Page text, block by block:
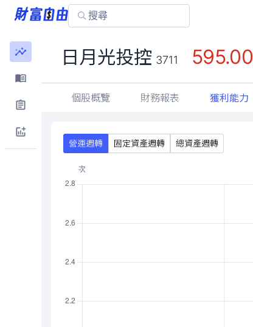
日月光投控 3711 595.00
個股概覽 財務報表 獲利能力
營運週轉 固定資產週轉 總資產週轉